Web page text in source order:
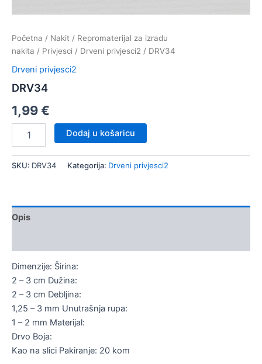
Početna / Nakit / Repromaterijal za izradu
nakita / Privjesci / Drveni privjesci2 / DRV34
Drveni privjesci2
DRV34
1,99€
količina
Dodaj u košaricu
SKU: DRV34 Kategorija: Drveni privjesci2
Opis
Dimenzije: Širina:
2 – 3 cm Dužina:
2 – 3 cm Debljina:
1,25 – 3 mm Unutrašnja rupa:
1 – 2 mm Materijal:
Drvo Boja:
Kao na slici Pakiranje: 20 kom